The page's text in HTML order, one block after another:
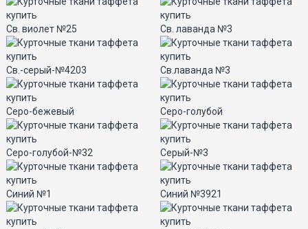
Св. виолет №25 Св. лаванда №3
Св.-серый-№4203 Св.лаванда №3
Серо-бежевый Серо-голубой
Серо-голубой-№32 Серый-№3
Синий №1 Синий №3921